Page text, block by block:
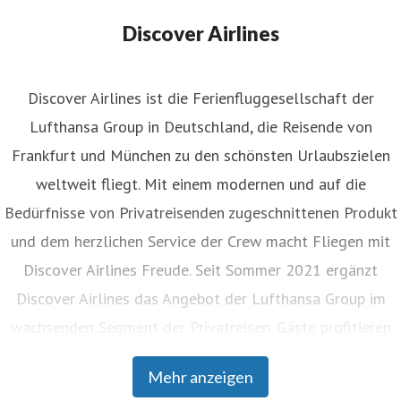
+49 (0)69 696 40923
Discover Airlines
Mehr anzeigen
Discover Airlines ist die Ferienfluggesellschaft der
Lufthansa Group in Deutschland, die Reisende von
Frankfurt und München zu den schönsten Urlaubszielen
weltweit fliegt. Mit einem modernen und auf die
Bedürfnisse von Privatreisenden zugeschnittenen Produkt
und dem herzlichen Service der Crew macht Fliegen mit
Discover Airlines Freude. Seit Sommer 2021 ergänzt
Discover Airlines das Angebot der Lufthansa Group im
wachsenden Segment der Privatreisen. Gäste profitieren
von einem durchgängigen Buchungsprozess und
nahtlosem Umsteigen an den Drehkreuzen Frankfurt und